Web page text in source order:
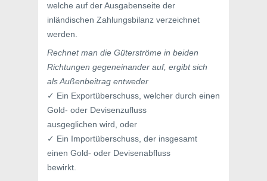
welche auf der Ausgabenseite der
inländischen Zahlungsbilanz verzeichnet
werden.
Rechnet man die Güterströme in beiden
Richtungen gegeneinander auf, ergibt sich
als Außenbeitrag entweder
✓ Ein Exportüberschuss, welcher durch einen
Gold- oder Devisenzufluss
ausgeglichen wird, oder
✓ Ein Importüberschuss, der insgesamt
einen Gold- oder Devisenabfluss
bewirkt.